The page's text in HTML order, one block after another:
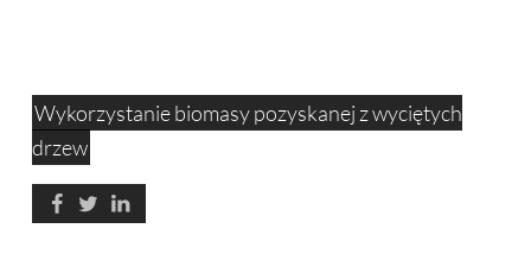
Wykorzystanie biomasy pozyskanej z wyciętych
drzew